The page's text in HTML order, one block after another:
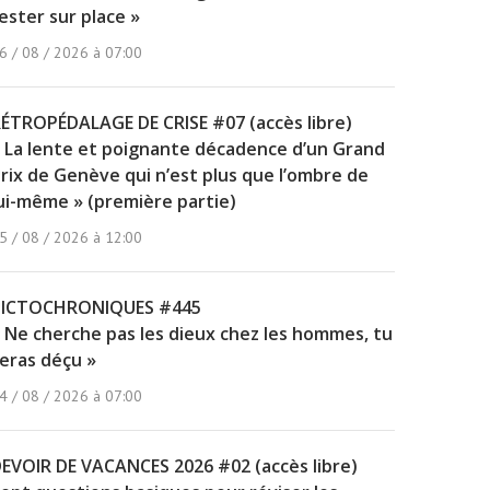
sur place »
/ 08 / 2026 à 07:00
DE CRISE #07 (accès libre)
La lente et poignante décadence d’un Grand
de Genève qui n’est plus que l’ombre de
même » (première partie)
/ 08 / 2026 à 12:00
#445
Ne cherche pas les dieux chez les hommes, tu
déçu »
/ 08 / 2026 à 07:00
DE VACANCES 2026 #02 (accès libre)